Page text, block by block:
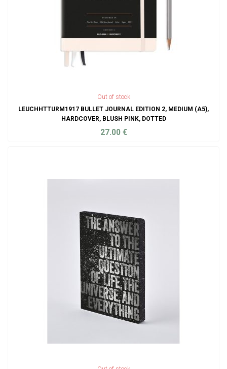
Out of stock
LEUCHHTTURM1917 BULLET JOURNAL EDITION 2, MEDIUM (A5),
HARDCOVER, BLUSH PINK, DOTTED
27.00 €